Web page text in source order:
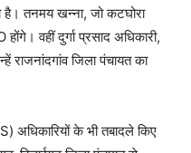
है। तनमय खन्ना, जो कटघोरा
वहीं दुर्गा प्रसाद अधिकारी,
राजनांदगांव जिला पंचायत का
अधिकारियों के भी तबादले किए